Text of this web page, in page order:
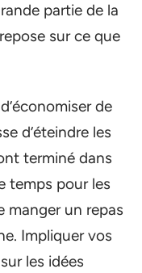
partie de la
sur ce que
de
d’éteindre les
terminé dans
temps pour les
un repas
Impliquer vos
les idées